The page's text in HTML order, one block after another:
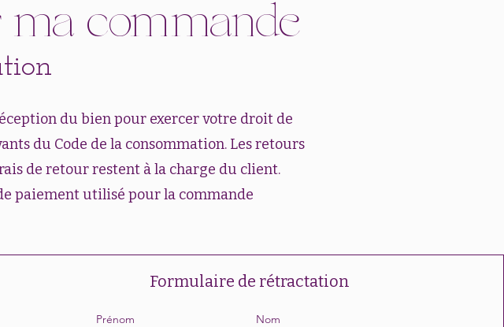
ma commande
du bien pour exercer votre droit de
du Code de la consommation. Les retours
de retour restent à la charge du client.
paiement utilisé pour la commande
Formulaire de rétractation
Prénom Nom